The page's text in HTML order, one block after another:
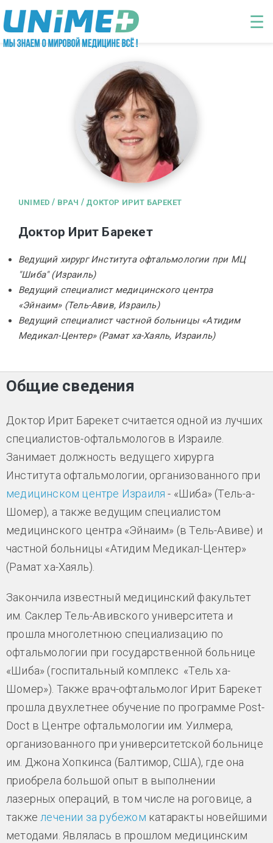
Перейти к основному содержанию
☰
UNIMED / ВРАЧ / ДОКТОР ИРИТ БАРЕКЕТ
Доктор Ирит Барекет
Ведущий хирург Института офтальмологии при МЦ
"Шиба" (Израиль)
Ведущий специалист медицинского центра
«Эйнаим» (Тель-Авив, Израиль)
Ведущий специалист частной больницы «Атидим
Медикал-Центер» (Рамат ха-Хаяль, Израиль)
Общие сведения
Доктор Ирит Барекет считается одной из лучших
специалистов-офтальмологов в Израиле.
Занимает должность ведущего хирурга
Института офтальмологии, организованного при
медицинском центре Израиля - «Шиба» (Тель-а-
Шомер), а также ведущим специалистом
медицинского центра «Эйнаим» (в Тель-Авиве) и
частной больницы «Атидим Медикал-Центер»
(Рамат ха-Хаяль).
Закончила известный медицинский факультет
им. Саклер Тель-Авивского университета и
прошла многолетнюю специализацию по
офтальмологии при государственной больнице
«Шиба» (госпитальный комплекс «Тель ха-
Шомер»). Также врач-офтальмолог Ирит Барекет
прошла двухлетнее обучение по программе Post-
Doct в Центре офтальмологии им. Уилмера,
организованного при университетской больнице
им. Джона Хопкинса (Балтимор, США), где она
приобрела большой опыт в выполнении
лазерных операций, в том числе на роговице, а
также лечении за рубежом катаракты новейшими
методами. Являлась в прошлом медицинским